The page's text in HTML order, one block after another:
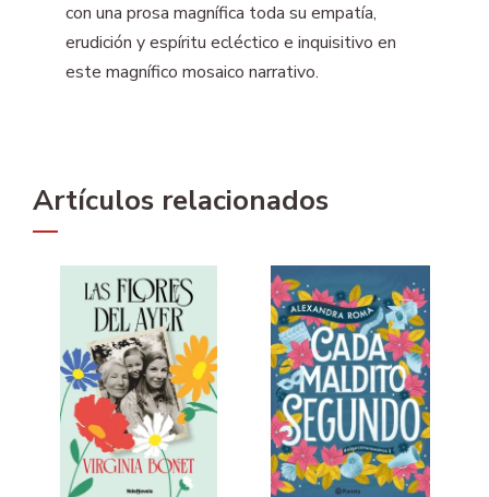
con una prosa magnífica toda su empatía,
erudición y espíritu ecléctico e inquisitivo en
este magnífico mosaico narrativo.
Artículos relacionados